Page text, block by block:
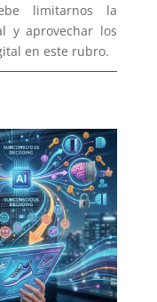
limitarnos la
y aprovechar los
en este rubro.